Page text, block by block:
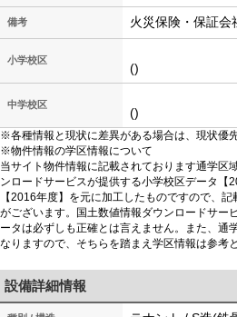
備考 火災保険・保証会
小学校区
()
中学校区
()
※各種情報と現状に差異がある場合は、現状優
※物件情報の学区情報について
当サイト物件情報に記載されております通学区
ンロードサービスが提供する小学校区データ【
【2016年度】を元に加工したものですので、
がございます。国土数値情報ダウンロードサー
ータは必ずしも正確とは言えません。また、通
なりますので、そちらを踏まえ学区情報は参考
設備詳細情報